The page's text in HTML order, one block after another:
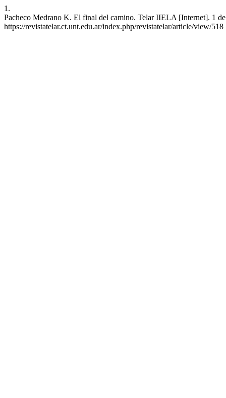
1.
Pacheco Medrano K. El final del camino. Telar IIELA [Internet]. 1
https://revistatelar.ct.unt.edu.ar/index.php/revistatelar/article/view/518